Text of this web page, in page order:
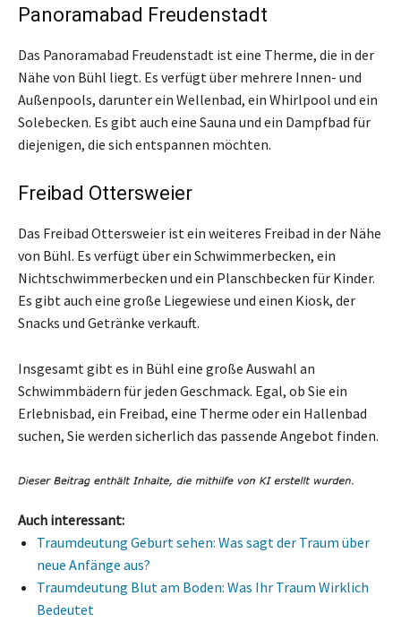
Panoramabad Freudenstadt
Das Panoramabad Freudenstadt ist eine Therme, die in der
Nähe von Bühl liegt. Es verfügt über mehrere Innen- und
Außenpools, darunter ein Wellenbad, ein Whirlpool und ein
Solebecken. Es gibt auch eine Sauna und ein Dampfbad für
diejenigen, die sich entspannen möchten.
Freibad Ottersweier
Das Freibad Ottersweier ist ein weiteres Freibad in der Nähe
von Bühl. Es verfügt über ein Schwimmerbecken, ein
Nichtschwimmerbecken und ein Planschbecken für Kinder.
Es gibt auch eine große Liegewiese und einen Kiosk, der
Snacks und Getränke verkauft.
Insgesamt gibt es in Bühl eine große Auswahl an
Schwimmbädern für jeden Geschmack. Egal, ob Sie ein
Erlebnisbad, ein Freibad, eine Therme oder ein Hallenbad
suchen, Sie werden sicherlich das passende Angebot finden.
Auch interessant:
Traumdeutung Geburt sehen: Was sagt der Traum über
neue Anfänge aus?
Traumdeutung Blut am Boden: Was Ihr Traum Wirklich
Bedeutet